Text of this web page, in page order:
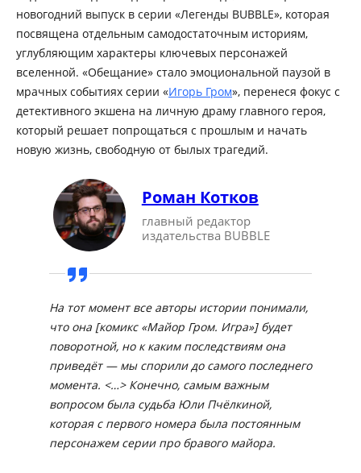
новогодний выпуск в серии «Легенды BUBBLE», которая
посвящена отдельным самодостаточным историям,
углубляющим характеры ключевых персонажей
вселенной. «Обещание» стало эмоциональной паузой в
мрачных событиях серии «Игорь Гром», перенеся фокус с
детективного экшена на личную драму главного героя,
который решает попрощаться с прошлым и начать
новую жизнь, свободную от былых трагедий.
Роман Котков
главный редактор
издательства BUBBLE
На тот момент все авторы истории понимали,
что она [комикс «Майор Гром. Игра»] будет
поворотной, но к каким последствиям она
приведёт — мы спорили до самого последнего
момента. <…> Конечно, самым важным
вопросом была судьба Юли Пчёлкиной,
которая с первого номера была постоянным
персонажем серии про бравого майора.